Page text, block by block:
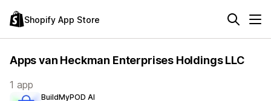
Shopify App Store
Apps van Heckman Enterprises Holdings LLC
1 app
BuildMyPOD AI